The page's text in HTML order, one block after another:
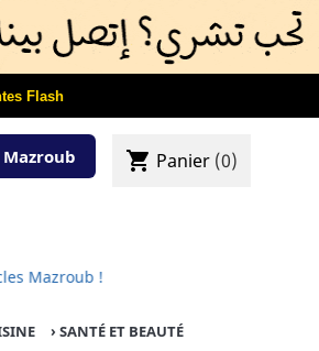
Flash
shopping_cart Panier (0)
Mazroub !
› SANTÉ ET BEAUTÉ